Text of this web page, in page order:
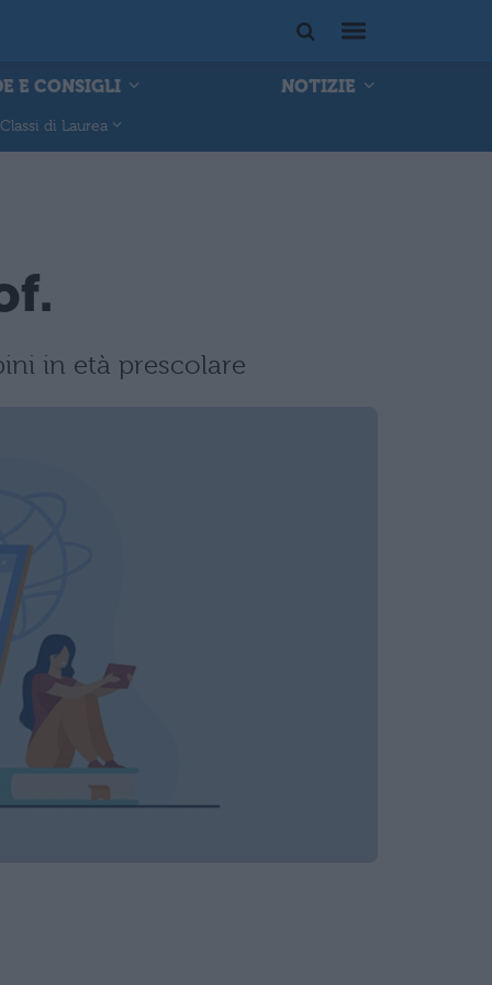
E CONSIGLI NOTIZIE
Classi di Laurea
in età prescolare